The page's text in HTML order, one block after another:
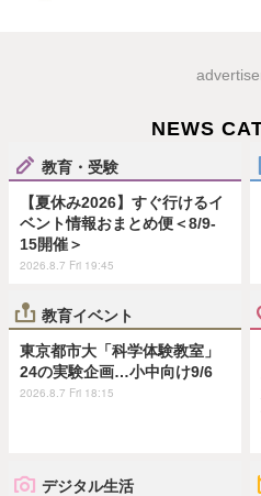
NEWS
教育・受験
【夏休み2026】すぐ行けるイ
ベント情報おまとめ便＜8/9-
15開催＞
2026.8.7 Fri 19:45
教育イベント
東京都市大「科学体験教室」
24の実験企画…小中向け9/6
2026.8.7 Fri 18:15
デジタル生活